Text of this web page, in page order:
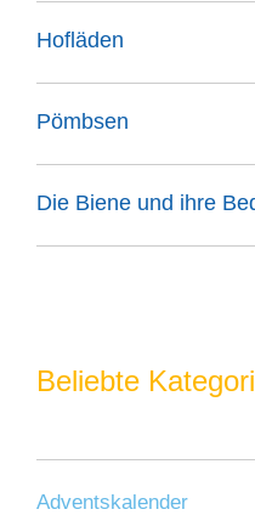
Hofläden
Pömbsen
Die Biene und ihre
Beliebte
Adventskalender